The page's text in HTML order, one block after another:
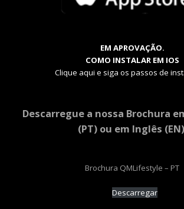
EM APROVAÇÃO.
COMO INSTALAR EM IOS
Clique aqui e siga os passos de
Descarregue a nossa Brochura
(PT) ou em Inglês
Brochura QMLifestyle – PT
Descarregar